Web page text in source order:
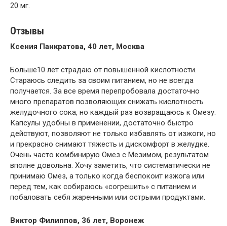
20 мг.
Отзывы
Ксения Панкратова, 40 лет, Москва
Больше10 лет страдаю от повышенной кислотности.
Стараюсь следить за своим питанием, но не всегда
получается. За все время перепробовала достаточно
много препаратов позволяющих снижать кислотность
желудочного сока, но каждый раз возвращаюсь к Омезу.
Капсулы удобны в применении, достаточно быстро
действуют, позволяют не только избавлять от изжоги, но
и прекрасно снимают тяжесть и дискомфорт в желудке.
Очень часто комбинирую Омез с Мезимом, результатом
вполне довольна. Хочу заметить, что систематически не
принимаю Омез, а только когда беспокоит изжога или
перед тем, как собираюсь «согрешить» с питанием и
побаловать себя жаренными или острыми продуктами.
Виктор Филиппов, 36 лет, Воронеж